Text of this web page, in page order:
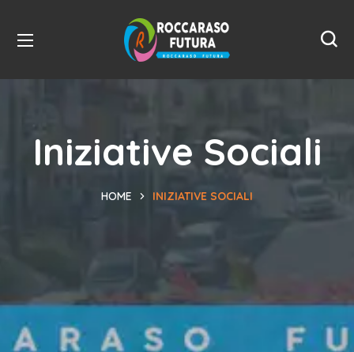
Iniziative Sociali
HOME INIZIATIVE SOCIALI